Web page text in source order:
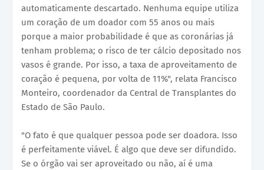
automaticamente descartado. Nenhuma equipe utiliza
um coração de um doador com 55 anos ou mais
porque a maior probabilidade é que as coronárias já
tenham problema; o risco de ter cálcio depositado nos
vasos é grande. Por isso, a taxa de aproveitamento de
coração é pequena, por volta de 11%", relata Francisco
Monteiro, coordenador da Central de Transplantes do
Estado de São Paulo.
"O fato é que qualquer pessoa pode ser doadora. Isso
é perfeitamente viável. É algo que deve ser difundido.
Se o órgão vai ser aproveitado ou não, aí é uma